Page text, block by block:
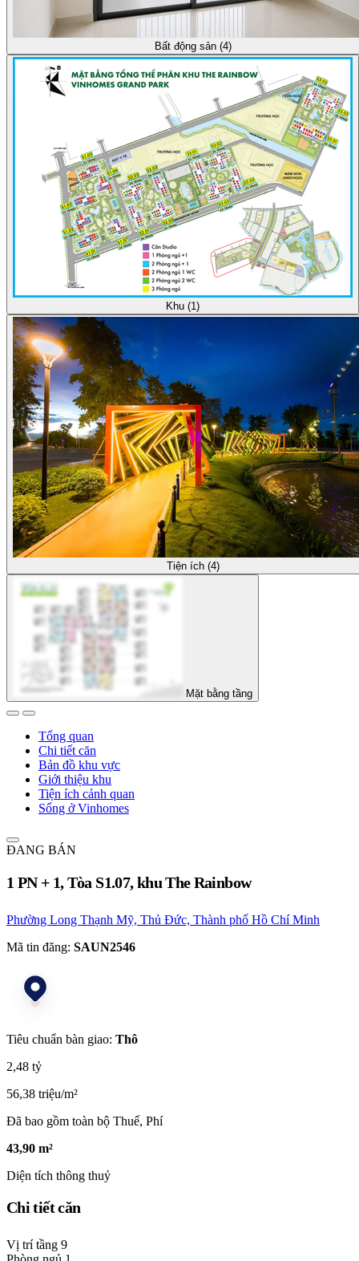
Bất động sản (4)
Khu (1)
Tiện ích (4)
Mặt bằng tầng
Tổng quan
Chi tiết căn
Bản đồ khu vực
Giới thiệu khu
Tiện ích cảnh quan
Sống ở Vinhomes
ĐANG BÁN
1 PN + 1, Tòa S1.07, khu The Rainbow
Phường Long Thạnh Mỹ, Thủ Đức, Thành phố Hồ Chí Minh
Mã tin đăng: SAUN2546
Tiêu chuẩn bàn giao: Thô
2,48 tỷ
56,38 triệu/m²
Đã bao gồm toàn bộ Thuế, Phí
43,90 m²
Diện tích thông thuỷ
Chi tiết căn
Vị trí tầng 9